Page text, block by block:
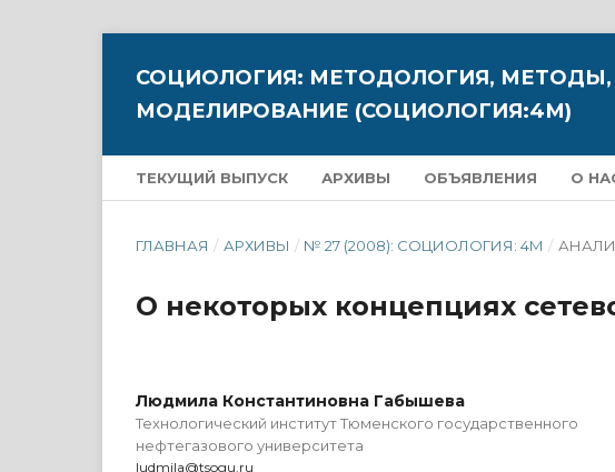
СОЦИОЛОГИЯ: МЕТОДОЛОГИЯ,
МОДЕЛИРОВАНИЕ (СОЦИОЛОГИЯ:4М)
ТЕКУЩИЙ ВЫПУСК АРХИВЫ ОБЪЯВЛЕНИЯ О
ГЛАВНАЯ / АРХИВЫ / № 27 (2008): СОЦИОЛОГИЯ: 4М /
О некоторых концепциях
Людмила Константиновна Габышева
Технологический институт Тюменского государственного
нефтегазового университета
ludmila@tsogu.ru